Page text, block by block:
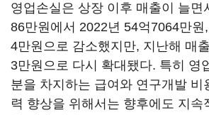
영업손실은 상장 이후 매출이 늘면
86만원에서 2022년 54억7064만
4만원으로 감소했지만, 지난해 매
3만원으로 다시 확대됐다. 특히 영
분을 차지하는 급여와 연구개발 비
력 향상을 위해서는 향후에도 지속